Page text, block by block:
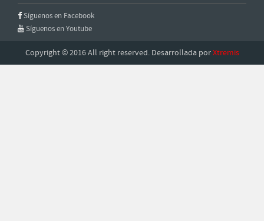
Síguenos en Facebook
Síguenos en Youtube
Copyright © 2016 All right reserved. Desarrollada porXtremis